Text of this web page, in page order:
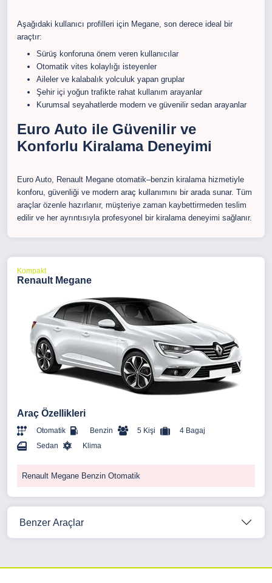
Aşağıdaki kullanıcı profilleri için Megane, son derece ideal bir
araçtır:
Sürüş konforuna önem veren kullanıcılar
Otomatik vites kolaylığı isteyenler
Aileler ve kalabalık yolculuk yapan gruplar
Şehir içi yoğun trafikte rahat kullanım arayanlar
Kurumsal seyahatlerde modern ve güvenilir sedan arayanlar
Euro Auto ile Güvenilir ve
Konforlu Kiralama Deneyimi
Euro Auto, Renault Megane otomatik–benzin kiralama hizmetiyle
konforu, güvenliği ve modern araç kullanımını bir arada sunar. Tüm
araçlar özenle hazırlanır, müşteriye zaman kaybettirmeden teslim
edilir ve her ayrıntısıyla profesyonel bir kiralama deneyimi sağlanır.
Kompakt
Renault Megane
Araç Özellikleri
Otomatik Benzin 5 Kişi
4 Bagaj
Sedan
Klima
Renault Megane Benzin Otomatik
Benzer Araçlar